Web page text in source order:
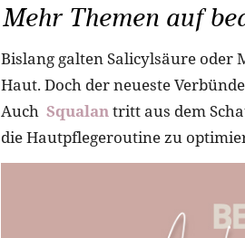
Mehr Themen auf
Bislang galten Salicylsäure oder
Haut. Doch der neueste
Auch Squalan tritt aus dem
die Hautpflegeroutine zu